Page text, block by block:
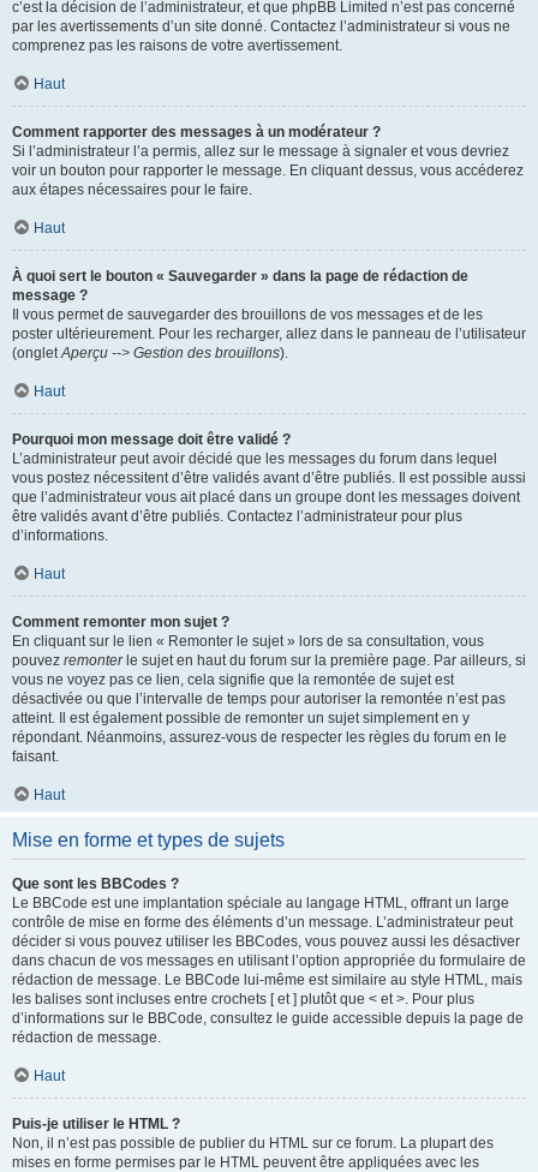
c’est la décision de l’administrateur, et que phpBB Limited n’est pas concerné
par les avertissements d’un site donné. Contactez l’administrateur si vous ne
comprenez pas les raisons de votre avertissement.
Haut
Comment rapporter des messages à un modérateur ?
Si l’administrateur l’a permis, allez sur le message à signaler et vous devriez
voir un bouton pour rapporter le message. En cliquant dessus, vous accéderez
aux étapes nécessaires pour le faire.
Haut
À quoi sert le bouton « Sauvegarder » dans la page de rédaction de
message ?
Il vous permet de sauvegarder des brouillons de vos messages et de les
poster ultérieurement. Pour les recharger, allez dans le panneau de l’utilisateur
(ongletAperçu --> Gestion des brouillons).
Haut
Pourquoi mon message doit être validé ?
L’administrateur peut avoir décidé que les messages du forum dans lequel
vous postez nécessitent d’être validés avant d’être publiés. Il est possible aussi
que l’administrateur vous ait placé dans un groupe dont les messages doivent
être validés avant d’être publiés. Contactez l’administrateur pour plus
d’informations.
Haut
Comment remonter mon sujet ?
En cliquant sur le lien « Remonter le sujet » lors de sa consultation, vous
pouvez remonterle sujet en haut du forum sur la première page. Par ailleurs, si
vous ne voyez pas ce lien, cela signifie que la remontée de sujet est
désactivée ou que l’intervalle de temps pour autoriser la remontée n’est pas
atteint. Il est également possible de remonter un sujet simplement en y
répondant. Néanmoins, assurez-vous de respecter les règles du forum en le
faisant.
Haut
Mise en forme et types de sujets
Que sont les BBCodes ?
Le BBCode est une implantation spéciale au langage HTML, offrant un large
contrôle de mise en forme des éléments d’un message. L’administrateur peut
décider si vous pouvez utiliser les BBCodes, vous pouvez aussi les désactiver
dans chacun de vos messages en utilisant l’option appropriée du formulaire de
rédaction de message. Le BBCode lui-même est similaire au style HTML, mais
les balises sont incluses entre crochets [ et ] plutôt que < et >. Pour plus
d’informations sur le BBCode, consultez le guide accessible depuis la page de
rédaction de message.
Haut
Puis-je utiliser le HTML ?
Non, il n’est pas possible de publier du HTML sur ce forum. La plupart des
mises en forme permises par le HTML peuvent être appliquées avec les